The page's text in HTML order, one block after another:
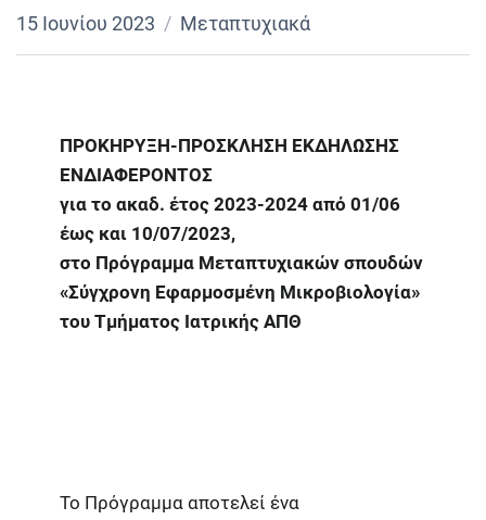
15 Ιουνίου 2023 Μεταπτυχιακά
ΠΡΟΚΗΡΥΞΗ-ΠΡΟΣΚΛΗΣΗ ΕΚΔΗΛΩΣΗΣ
ΕΝΔΙΑΦΕΡΟΝΤΟΣ
για το ακαδ. έτος 2023-2024 από 01/06
έως και 10/07/2023,
στο Πρόγραμμα Μεταπτυχιακών σπουδών
«Σύγχρονη Εφαρμοσμένη Μικροβιολογία»
του Τμήματος Ιατρικής ΑΠΘ
Το Πρόγραμμα αποτελεί ένα